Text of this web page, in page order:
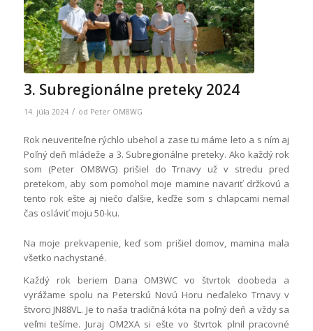
3. Subregionálne preteky 2024
14. júla 2024 / od Peter OM8WG
Rok neuveriteľne rýchlo ubehol a zase tu máme leto a s ním aj
Poľný deň mládeže a 3. Subregionálne preteky. Ako každý rok
som (Peter OM8WG) prišiel do Trnavy už v stredu pred
pretekom, aby som pomohol moje mamine navariť držkovú a
tento rok ešte aj niečo ďalšie, keďže som s chlapcami nemal
čas osláviť moju 50-ku.
Na moje prekvapenie, keď som prišiel domov, mamina mala
všetko nachystané.
Každý rok beriem Dana OM3WC vo štvrtok doobeda a
vyrážame spolu na Peterskú Novú Horu neďaleko Trnavy v
štvorci JN88VL. Je to naša tradičná kóta na poľný deň a vždy sa
veľmi tešíme. Juraj OM2XA si ešte vo štvrtok plnil pracovné